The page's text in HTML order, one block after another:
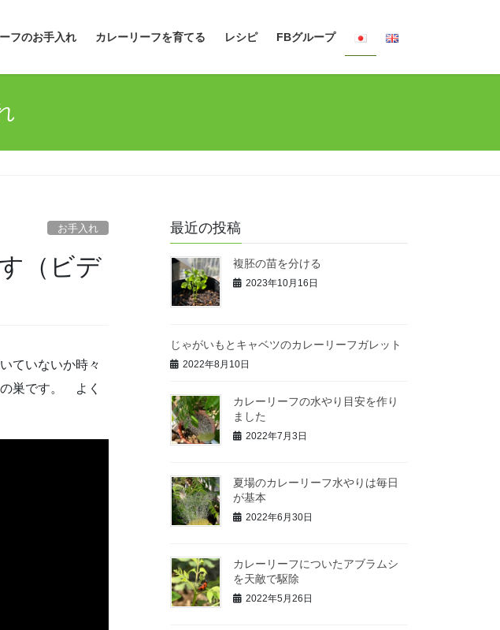
フのお手入れ カレーリーフを育てる レシピ FBグループ
お手入れ
（ビデ
ていないか時々
巣です。 よく
最近の投稿
複胚の苗を分ける
2023年10月16日
じゃがいもとキャベツのカレーリーフガレット
2022年8月10日
カレーリーフの水やり目安を作り
ました
2022年7月3日
夏場のカレーリーフ水やりは毎日
が基本
2022年6月30日
カレーリーフについたアブラムシ
を天敵で駆除
2022年5月26日